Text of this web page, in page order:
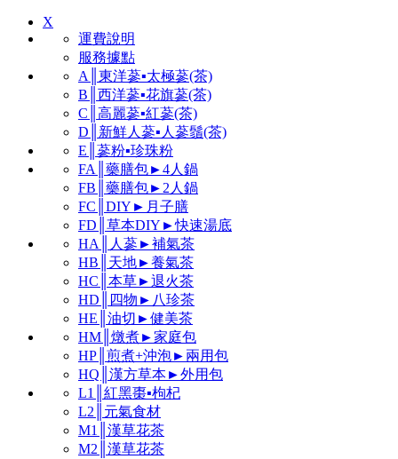
X
運費說明
服務據點
A║東洋蔘▪太極蔘(茶)
B║西洋蔘▪花旗蔘(茶)
C║高麗蔘▪紅蔘(茶)
D║新鮮人蔘▪人蔘鬚(茶)
E║蔘粉▪珍珠粉
FA║藥膳包►4人鍋
FB║藥膳包►2人鍋
FC║DIY►月子膳
FD║草本DIY►快速湯底
HA║人蔘►補氣茶
HB║天地►養氣茶
HC║本草►退火茶
HD║四物►八珍茶
HE║油切►健美茶
HM║燉煮►家庭包
HP║煎煮+沖泡►兩用包
HQ║漢方草本►外用包
L1║紅黑棗▪枸杞
L2║元氣食材
M1║漢草花茶
M2║漢草花茶